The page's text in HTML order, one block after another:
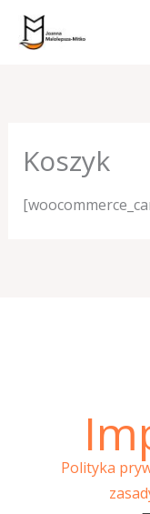
Przejdź
Koszyk
Polityka